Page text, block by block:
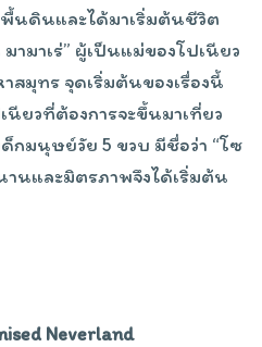
ดินและได้มาเริ่มต้นชีวิต
ามาเร่” ผู้เป็นแม่ของโปเนียว
สมุทร จุดเริ่มต้นของเรื่องนี้
ยวที่ต้องการจะขึ้นมาเที่ยว
มนุษย์วัย 5 ขวบ มีชื่อว่า “โซ
านและมิตรภาพจึงได้เริ่มต้น
Neverland